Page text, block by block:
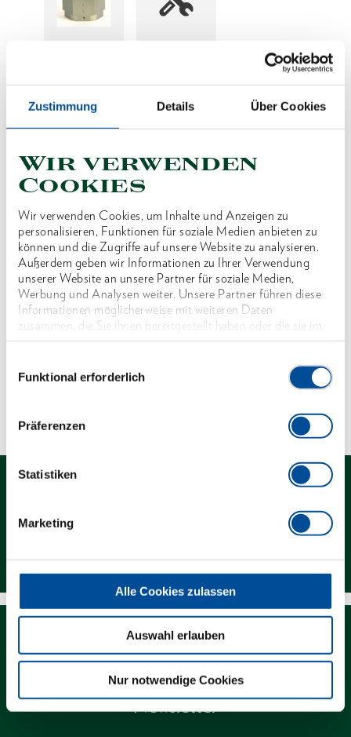
Zustimmung Details Über Cookies
Wir verwenden
Cookies
Wir verwenden Cookies, um Inhalte und Anzeigen zu
personalisieren, Funktionen für soziale Medien anbieten zu
können und die Zugriffe auf unsere Website zu analysieren.
Außerdem geben wir Informationen zu Ihrer Verwendung
unserer Website an unsere Partner für soziale Medien,
Werbung und Analysen weiter. Unsere Partner führen diese
Informationen möglicherweise mit weiteren Daten
zusammen, die Sie ihnen bereitgestellt haben oder die sie im
Rahmen Ihrer Nutzung der Dienste gesammelt haben. Unsere
Funktional erforderlich
Präferenzen
Statistiken
Marketing
Alle Cookies zulassen
Auswahl erlauben
Nur notwendige Cookies
Produktlinie
Produktbeschreibung
Reduzierung der SW für Wechselkassette Typ
WK12 - 60
Abmessungen und Gewichte
Lieferumfang
Kontakt
Newsletter